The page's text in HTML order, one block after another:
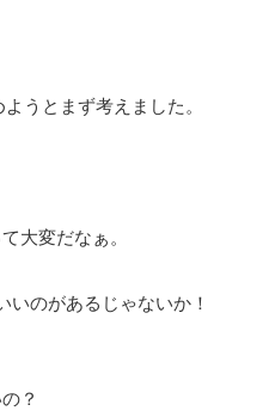
うとまず考えました。
大変だなぁ。
いのがあるじゃないか！
？